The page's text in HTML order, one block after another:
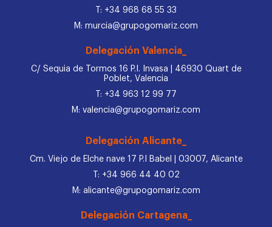
T: +34 968 68 55 33
M: murcia@grupogomariz.com
Delegación Valencia_
C/ Sequia de Tormos 16 P.I. Invasa | 46930 Quart de
Poblet, Valencia
T: +34 963 12 99 77
M: valencia@grupogomariz.com
Delegación Alicante_
Cm. Viejo de Elche nave 17 P.I Babel | 03007, Alicante
T: +34 966 44 40 02
M: alicante@grupogomariz.com
Delegación Cartagena_